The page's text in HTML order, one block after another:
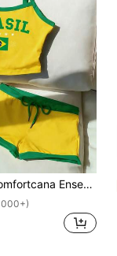
débardeur court et short imprimé lettres colorées du drapeau du Brésil pour femmes, idéal pour l'été